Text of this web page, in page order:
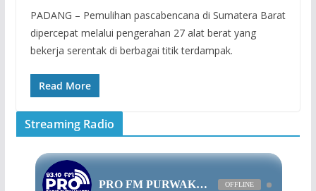
PADANG – Pemulihan pascabencana di Sumatera Barat
dipercepat melalui pengerahan 27 alat berat yang
bekerja serentak di berbagai titik terdampak.
Read More
Streaming Radio